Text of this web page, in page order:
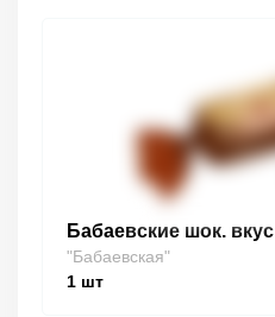
Бабаевские шок. вкус
"Бабаевская"
1 шт